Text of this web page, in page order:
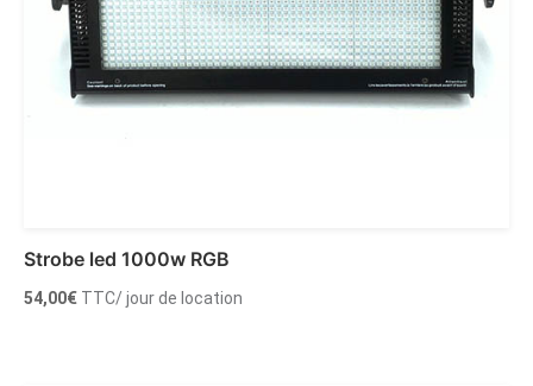
Strobe led 1000w RGB
54,00€ TTC/ jour de location